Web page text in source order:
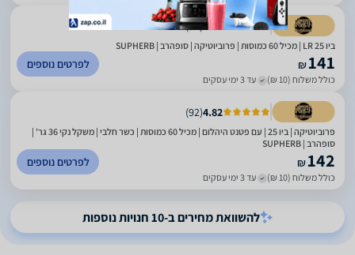
4.82
(
92
)
ביו 25 LR | מכיל 60 כמוסות | פרוביוטיקה | סופהרב | SUPHERB
₪141
כולל משלוח (10 ₪) עד 3 ימי עסקים
לפרטים נוספים
4.82
(
92
)
פרוביוטיקה | ביו 25 | עם פטנט היהלום | מכיל 60 כמוסות | כשר חלבי | משקל נקי 36 גר' |
סופהרב | SUPHERB
₪142
כולל משלוח (10 ₪) עד 3 ימי עסקים
לפרטים נוספים
להשוואת מחירים ב-10 חנויות נוספות